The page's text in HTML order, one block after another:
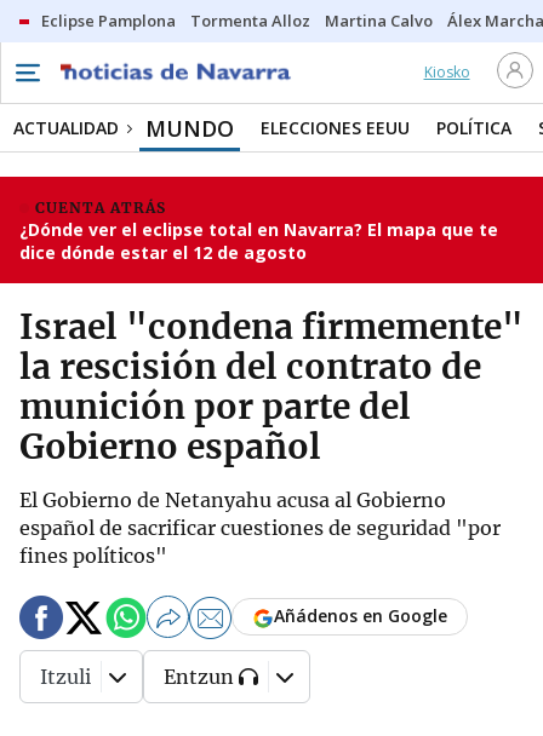
Eclipse Pamplona Tormenta Alloz Martina Calvo Álex
Kiosko
ACTUALIDAD MUNDO ELECCIONES EEUU POLÍTICA
CUENTA ATRÁS
¿Dónde ver el eclipse total en Navarra? El mapa que te
dice dónde estar el 12 de agosto
Israel "condena firmemente"
la rescisión del contrato de
munición por parte del
Gobierno español
El Gobierno de Netanyahu acusa al Gobierno
español de sacrificar cuestiones de seguridad "por
fines políticos"
Añádenos en Google
Itzuli Entzun